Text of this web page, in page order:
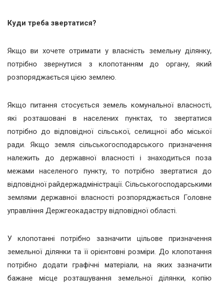
Куди треба звертатися?
Якщо ви хочете отримати у власність земельну ділянку,
потрібно звернутися з клопотанням до органу, який
розпоряджається цією землею.
Якщо питання стосується земель комунальної власності,
які розташовані в населених пунктах, то звертатися
потрібно до відповідної сільської, селищної або міської
ради. Якщо земля сільськогосподарського призначення
належить до державної власності і знаходиться поза
межами населеного пункту, то потрібно звертатися до
відповідної райдержадміністрації. Сільськогосподарськими
землями державної власності розпоряджається Головне
управління Держгеокадастру відповідної області.
У клопотанні потрібно зазначити цільове призначення
земельної ділянки та її орієнтовні розміри. До клопотання
потрібно додати графічні матеріали, на яких зазначити
бажане місце розташування земельної ділянки, копію